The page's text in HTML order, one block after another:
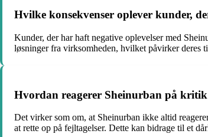
Hvilke konsekvenser oplever kunder,
Kunder, der har haft negative oplevelser med
løsninger fra virksomheden, hvilket påvirker deres
Hvordan reagerer Sheinurban på
Det virker som om, at Sheinurban ikke altid
at rette op på fejltagelser. Dette kan bidrage til et